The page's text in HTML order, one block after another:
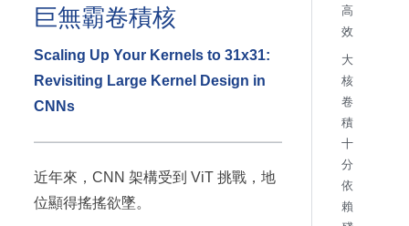
巨無霸卷積核
Scaling Up Your Kernels to 31x31:
Revisiting Large Kernel Design in
CNNs
近年來，CNN 架構受到 ViT 挑戰，地
位顯得搖搖欲墜。
高
效
大
核
卷
積
十
分
依
賴